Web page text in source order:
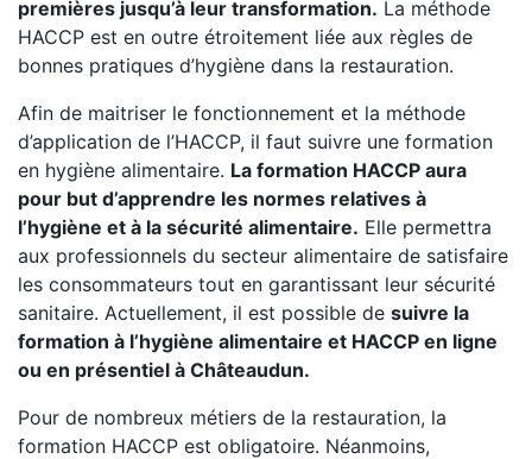
premières jusqu’à leur transformation. La méthode
HACCP est en outre étroitement liée aux règles de
bonnes pratiques d’hygiène dans la restauration.
Afin de maitriser le fonctionnement et la méthode
d’application de l’HACCP, il faut suivre une formation
en hygiène alimentaire. La formation HACCP aura
pour but d’apprendre les normes relatives à
l’hygiène et à la sécurité alimentaire. Elle permettra
aux professionnels du secteur alimentaire de satisfaire
les consommateurs tout en garantissant leur sécurité
sanitaire. Actuellement, il est possible de suivre la
formation à l’hygiène alimentaire et HACCP en ligne
ou en présentiel à Châteaudun.
Pour de nombreux métiers de la restauration, la
formation HACCP est obligatoire. Néanmoins,